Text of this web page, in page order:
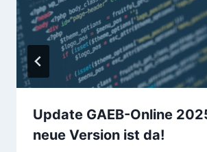
Update GAEB-Online
neue Version ist da!